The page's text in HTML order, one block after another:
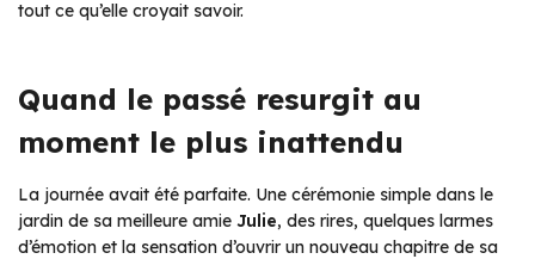
tout ce qu’elle croyait savoir.
Quand le passé resurgit au
moment le plus inattendu
La journée avait été parfaite. Une cérémonie simple dans le
jardin de sa meilleure amie Julie, des rires, quelques larmes
d’émotion et la sensation d’ouvrir un nouveau chapitre de sa